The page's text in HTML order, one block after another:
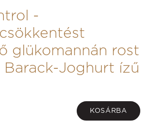
-
glükomannán rost
Barack-Joghurt ízű
KOSÁRBA